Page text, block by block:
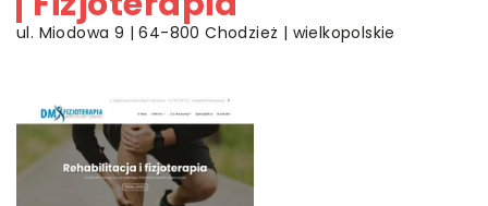
ul. Miodowa 9 | 64-800 Chodzież | wielkopolskie